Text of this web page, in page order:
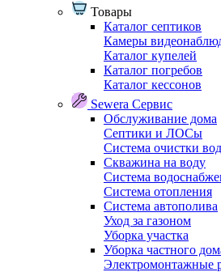
Товары
Каталог септиков
Камеры
Каталог купелей
Каталог погребов
Каталог кессонов
Sewera Сервис
Обслуживание дома
Септики и ЛОСы
Система очистки
Скважина на воду
Система
Система отопления
Система автополива
Уход за газоном
Уборка участка
Уборка частного
Электромонтажные